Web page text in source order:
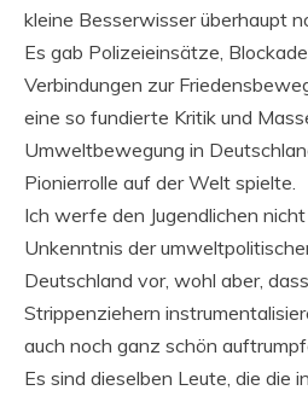
kleine Besserwisser überhaupt
Es gab Polizeieinsätze,
Verbindungen zur
eine so fundierte Kritik und
Umweltbewegung in
Pionierrolle auf der Welt spielte.
Ich werfe den Jugendlichen
Unkenntnis der
Deutschland vor, wohl aber,
Strippenziehern
auch noch ganz schön
Es sind dieselben Leute, die die